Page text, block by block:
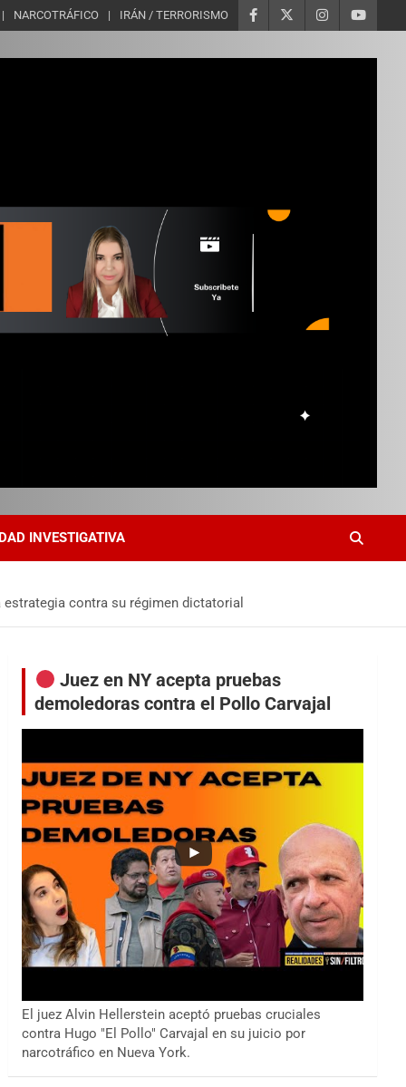
NARCOTRÁFICO IRÁN / TERRORISMO
INVESTIGATIVA
contra su régimen dictatorial
Juez en NY acepta pruebas
demoledoras contra el Pollo Carvajal
El juez Alvin Hellerstein aceptó pruebas cruciales
contra Hugo "El Pollo" Carvajal en su juicio por
narcotráfico en Nueva York.